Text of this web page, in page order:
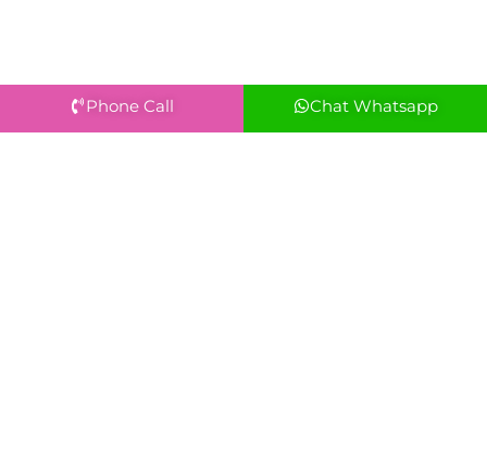
Phone Call Chat Whatsapp